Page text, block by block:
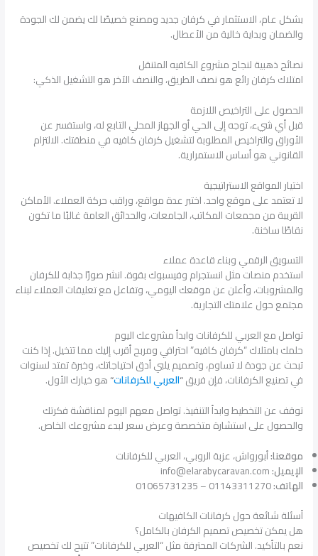
بشكل عام، الاستثمار في كرفان جديد ومصنع خصيصًا لك يضمن لك الجودة
والضمان وبداية خالية من الأعطال.
نصائح ذهبية لنجاح مشروع الكافيه المتنقل
امتلاك كرفان رائع هو نصف الطريق، والنصف الآخر هو التشغيل الذكي:
الحصول على التراخيص اللازمة
قبل أي شيء، توجه إلى الحي أو الجهاز المحلي التابع له، واستفسر عن
الأوراق والتراخيص المطلوبة لتشغيل كرفان كافيه في منطقتك. الالتزام
القانوني هو أساس الاستمرارية.
اختيار المواقع الاستراتيجية
لا تعتمد على موقع واحد. اختبر عدة مواقع، وراقب حركة العملاء. الأماكن
القريبة من مجمعات المكاتب، الجامعات، والحدائق العامة غالبًا ما تكون
نقاطًا ساخنة.
التسويق الرقمي وبناء قاعدة عملاء
استخدم منصات مثل انستجرام وفيسبوك بقوة. انشر صورًا جذابة للكرفان
والمشروبات، وأعلن عن موقعك اليومي، وتفاعل مع تعليقات العملاء لبناء
مجتمع حول علامتك التجارية.
تواصل مع العربي للكرفانات وابدأ مشروعك اليوم
حلمك بامتلاك “كرفان كافيه” احترافي ومربح أقرب إليك مما تتخيل. إذا كنت
تبحث عن جودة لا تساوم، وتصميم يلبي أدق احتياجاتك، وخبرة تمتد لسنوات
في تصنيع الكرفانات، فإن فريق“العربي للكرفانات“هو خيارك الأول.
توقف عن التخطيط وابدأ التنفيذ. تواصل معهم اليوم لمناقشة فكرتك
والحصول على استشارة متخصصة وعرض سعر لبدء مشروعك الخاص.
موقعنا:أبورواش، عزبة الروبي، العربي للكرفانات
الإيميل:
الهاتف:01143311270 – 01065731235
أسئلة شائعة حول كرفانات الكافيهات
هل يمكن تخصيص تصميم الكرفان بالكامل؟
نعم بالتأكيد. الشركات المحترفة مثل “العربي للكرفانات” تتيح لك تخصيص